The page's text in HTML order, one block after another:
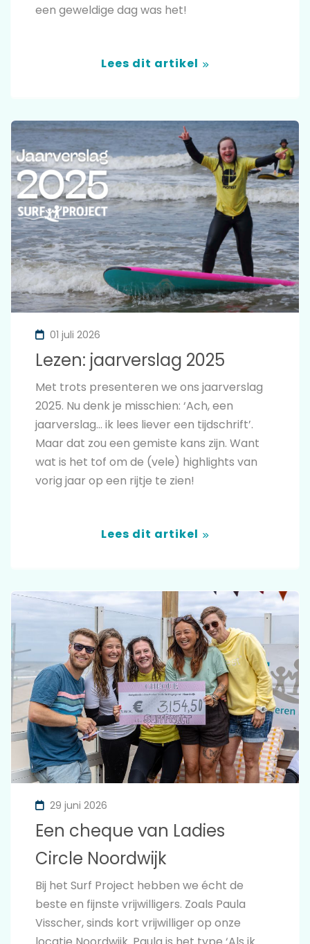
een geweldige dag was het!
Lees dit artikel
Lezen: jaarverslag 2025
01 juli 2026
Met trots presenteren we ons jaarverslag
2025. Nu denk je misschien: ‘Ach, een
jaarverslag… ik lees liever een tijdschrift’.
Maar dat zou een gemiste kans zijn. Want
wat is het tof om de (vele) highlights van
vorig jaar op een rijtje te zien!
Lees dit artikel
Een cheque van Ladies
Circle Noordwijk
29 juni 2026
Bij het Surf Project hebben we écht de
beste en fijnste vrijwilligers. Zoals Paula
Visscher, sinds kort vrijwilliger op onze